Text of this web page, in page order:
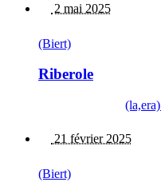
2 mai 2025
(Biert)
Riberole
21 février 2025
(Biert)